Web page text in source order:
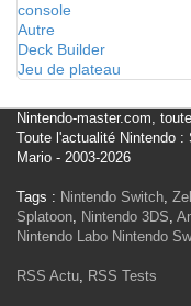
console
Autre
Deck Builder
Jeu de plateau
Nintendo-master.com,
Toute l'actualité Nintendo
Mario - 2003-2026
Tags : Nintendo Switch,
Splatoon, Nintendo 3DS,
Nintendo Labo Nintendo
RSS Actu, RSS Tests